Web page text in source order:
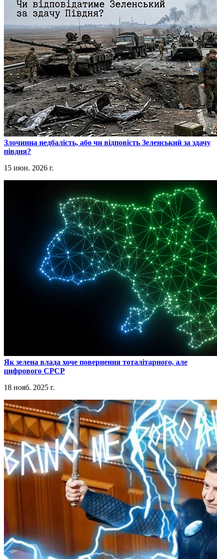
​Злочинна недбалість, або чи відповість Зеленський за здачу
півдня?
15 июн. 2026 г.
​Як зелена влада хоче повернення тоталітарного, але
цифрового СРСР
18 нояб. 2025 г.